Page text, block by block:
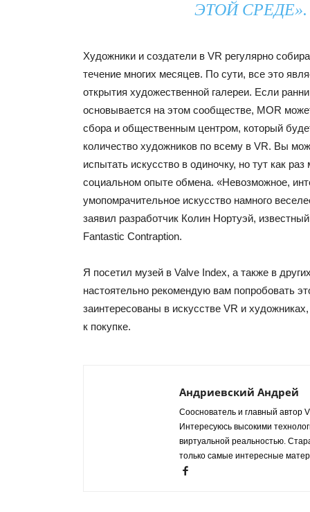
ЭТОЙ СРЕДЕ».
Художники и создатели в VR регулярно
течение многих месяцев. По сути, все это
открытия художественной галереи. Если
основывается на этом сообществе, MOR
сбора и общественным центром, который
количество художников по всему в VR. Вы
испытать искусство в одиночку, но тут как
социальном опыте обмена. «Невозможное,
умопомрачительное искусство намного
заявил разработчик Колин Нортуэй,
Fantastic Contraption.
Я посетил музей в Valve Index, а также в
настоятельно рекомендую вам попробовать
заинтересованы в искусстве VR и
к покупке.
Андриевский Андрей
Сооснователь и главный автор
Интересуюсь высокими
виртуальной реальностью.
только самые интересные